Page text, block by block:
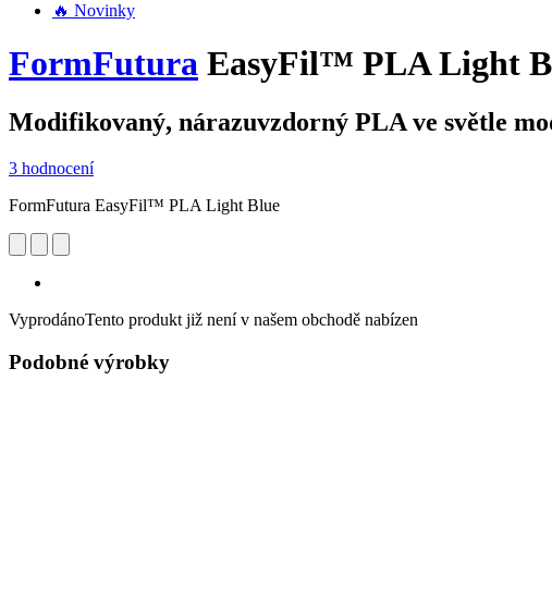
🔥 Novinky
FormFutura EasyFil™ PLA Light
Modifikovaný, nárazuvzdorný PLA ve světle
3 hodnocení
FormFutura EasyFil™ PLA Light Blue
VyprodánoTento produkt již není v našem obchodě nabízen
Podobné výrobky